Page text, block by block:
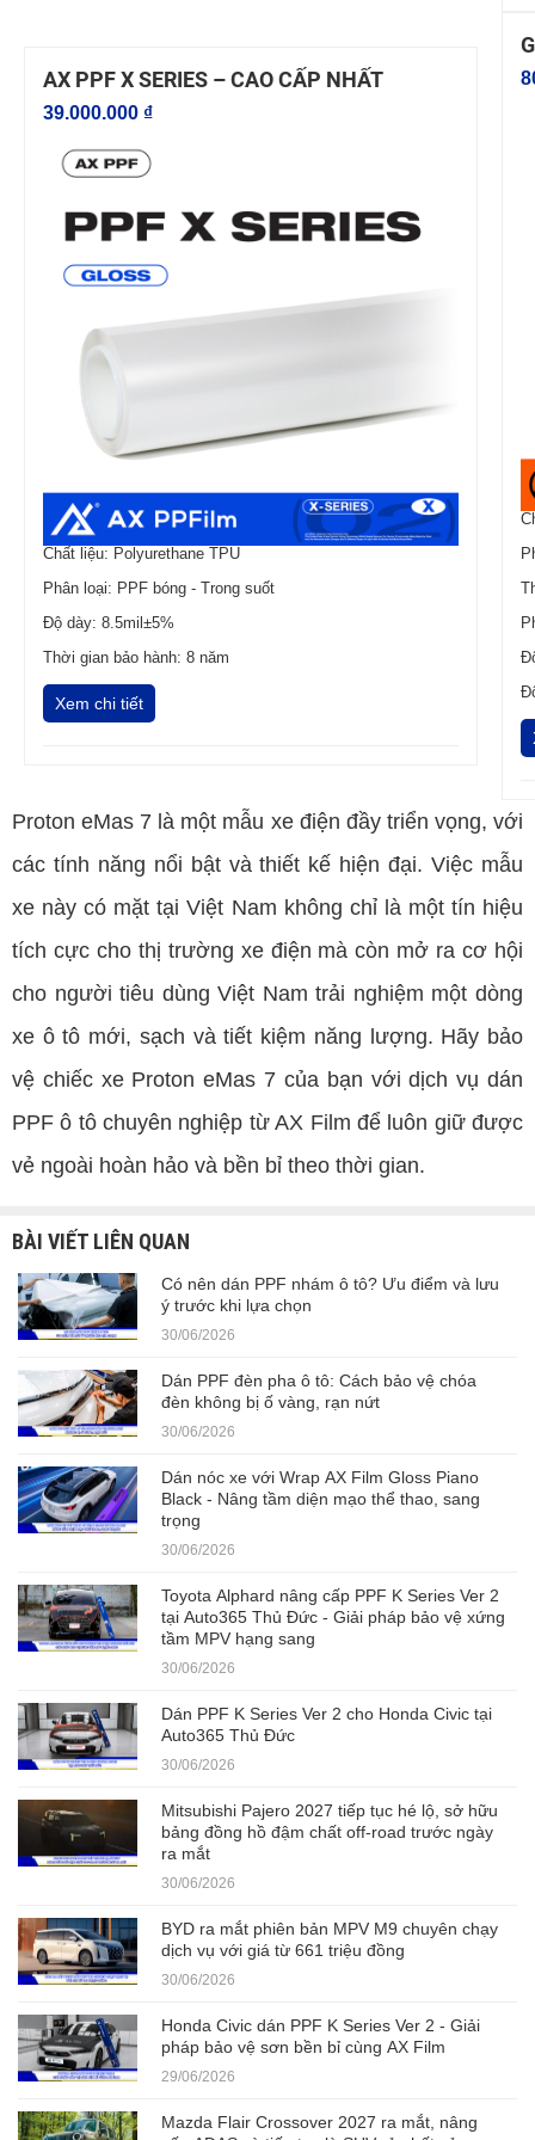
AX PPF X SERIES – CAO CẤP NHẤT
39.000.000 ₫
Chất liệu: Polyurethane TPU
Phân loại: PPF bóng - Trong suốt
Độ dày: 8.5mil±5%
Thời gian bảo hành: 8 năm
Xem chi tiết
Proton eMas 7 là một mẫu xe điện đầy triển vọng, với
các tính năng nổi bật và thiết kế hiện đại. Việc mẫu
xe này có mặt tại Việt Nam không chỉ là một tín hiệu
tích cực cho thị trường xe điện mà còn mở ra cơ hội
cho người tiêu dùng Việt Nam trải nghiệm một dòng
xe ô tô mới, sạch và tiết kiệm năng lượng. Hãy bảo
vệ chiếc xe Proton eMas 7 của bạn với dịch vụ dán
PPF ô tô chuyên nghiệp từ AX Film để luôn giữ được
vẻ ngoài hoàn hảo và bền bỉ theo thời gian.
BÀI VIẾT LIÊN QUAN
Có nên dán PPF nhám ô tô? Ưu điểm và lưu
ý trước khi lựa chọn
30/06/2026
Dán PPF đèn pha ô tô: Cách bảo vệ chóa
đèn không bị ố vàng, rạn nứt
30/06/2026
Dán nóc xe với Wrap AX Film Gloss Piano
Black - Nâng tầm diện mạo thể thao, sang
trọng
30/06/2026
Toyota Alphard nâng cấp PPF K Series Ver 2
tại Auto365 Thủ Đức - Giải pháp bảo vệ xứng
tầm MPV hạng sang
30/06/2026
Dán PPF K Series Ver 2 cho Honda Civic tại
Auto365 Thủ Đức
30/06/2026
Mitsubishi Pajero 2027 tiếp tục hé lộ, sở hữu
bảng đồng hồ đậm chất off-road trước ngày
ra mắt
30/06/2026
BYD ra mắt phiên bản MPV M9 chuyên chạy
dịch vụ với giá từ 661 triệu đồng
30/06/2026
Honda Civic dán PPF K Series Ver 2 - Giải
pháp bảo vệ sơn bền bỉ cùng AX Film
29/06/2026
Mazda Flair Crossover 2027 ra mắt, nâng